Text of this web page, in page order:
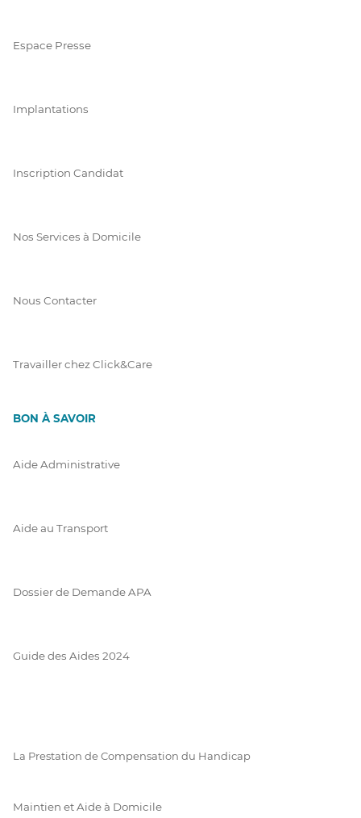
Espace Presse
Implantations
Inscription Candidat
Nos Services à Domicile
Nous Contacter
Travailler chez Click&Care
BON À SAVOIR
Aide Administrative
Aide au Transport
Dossier de Demande APA
Guide des Aides 2024
La Prestation de Compensation du Handicap
Maintien et Aide à Domicile